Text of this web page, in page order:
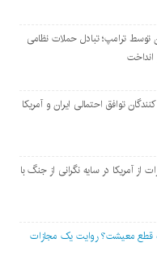
توسط ترامپ؛ تبادل حملات نظامی
انداخت
توافق احتمالی ایران و آمریکا
از آمریکا در سایه نگرانی از جنگ با
قطع معیشت؟ روایت یک مجازات